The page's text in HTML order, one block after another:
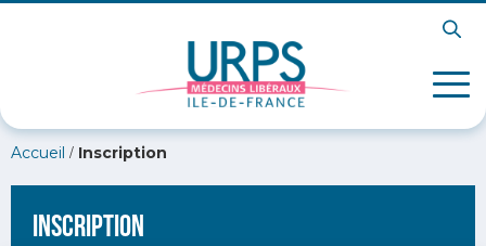
Accueil / Inscription
Inscription